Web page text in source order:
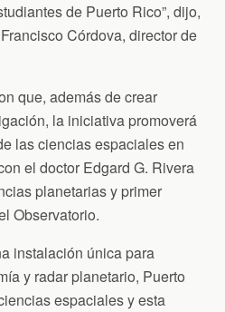
de Puerto Rico”, dijo,
Córdova, director de
que, además de crear
la iniciativa promoverá
las ciencias espaciales en
el doctor Edgard G. Rivera
planetarias y primer
Observatorio.
instalación única para
y radar planetario, Puerto
espaciales y esta